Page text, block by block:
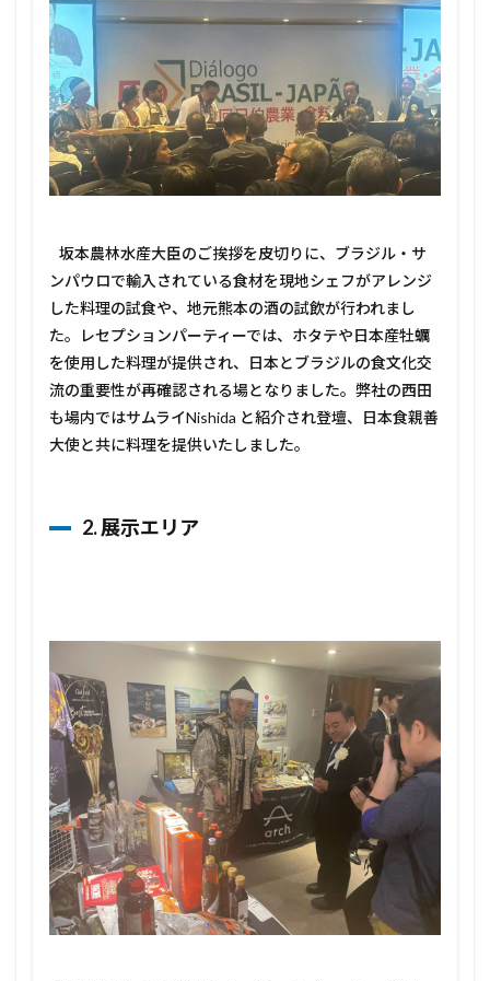
示エ
リア
3. 熊
本県
人会
訪問
2
弊社
みに
つい
て活
動報
告
2.1
1. 熊
本物
産ブ
ース
2.2
オイ
スタ
ー輸
出の
実現
2.3
3. 現
地視
察ツ
アー
の企
画
坂本農林水産大臣のご挨拶を皮切りに、ブラジル・サ
ンパウロで輸入されている食材を現地シェフがアレンジ
した料理の試食や、地元熊本の酒の試飲が行われまし
た。レセプションパーティーでは、ホタテや日本産牡蠣
を使用した料理が提供され、日本とブラジルの食文化交
流の重要性が再確認される場となりました。弊社の西田
も場内ではサムライNishida と紹介され登壇、日本食親善
大使と共に料理を提供いたしました。
2. 展示エリア